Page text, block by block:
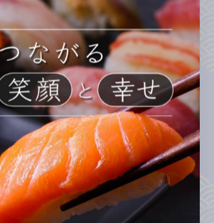
全てのカテゴリー
ランチ
ディナー
テイクアウト
お子様連れ
回転寿司
最近の投稿 Recent Posts